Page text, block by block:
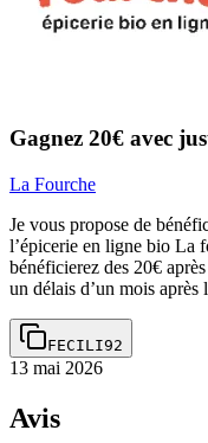
Gagnez 20€ avec
La Fourche
Je vous propose de
l’épicerie en ligne bio La
bénéficierez des 20€
un délais d’un mois
FECILI92
13 mai 2026
Avis